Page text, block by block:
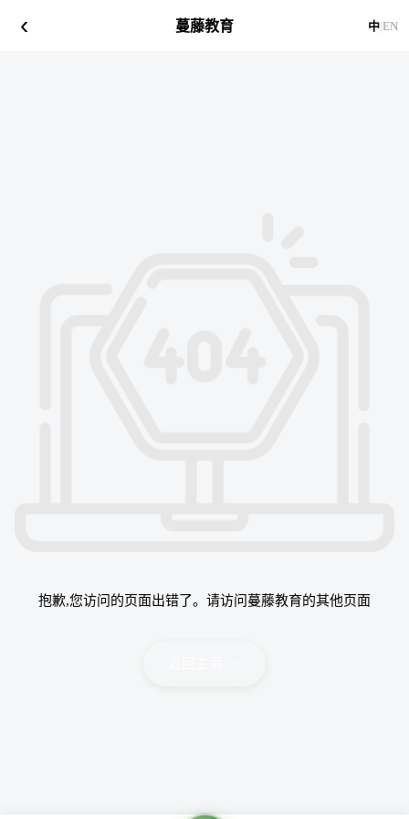
‹ 蔓藤教育 中|EN
抱歉,您访问的页面出错了。请访问蔓藤教育的其他页面